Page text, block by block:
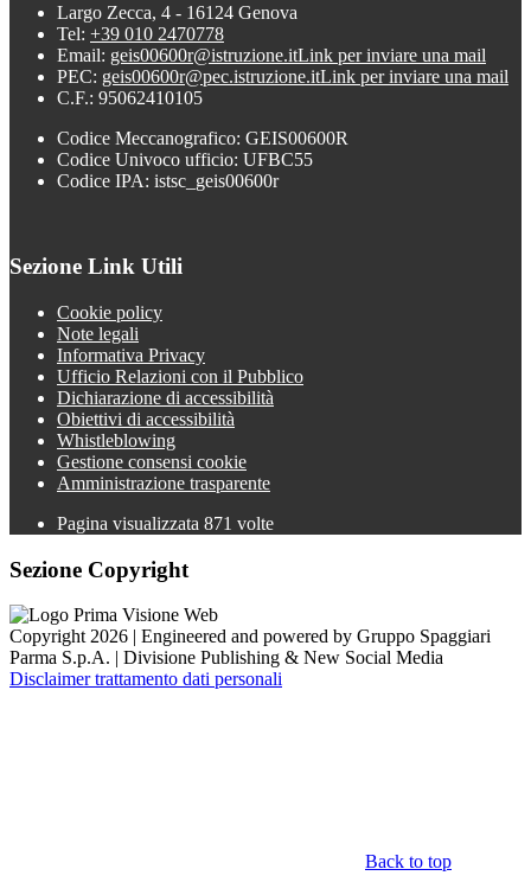
Largo Zecca, 4 - 16124 Genova
Tel: +39 010 2470778
Email: geis00600r@istruzione.itLink per inviare una mail
PEC: geis00600r@pec.istruzione.itLink per inviare una mail
C.F.: 95062410105
Codice Meccanografico: GEIS00600R
Codice Univoco ufficio: UFBC55
Codice IPA: istsc_geis00600r
Sezione Link Utili
Cookie policy
Note legali
Informativa Privacy
Ufficio Relazioni con il Pubblico
Dichiarazione di accessibilità
Obiettivi di accessibilità
Whistleblowing
Gestione consensi cookie
Amministrazione trasparente
Pagina visualizzata 871 volte
Sezione Copyright
Copyright 2026 | Engineered and powered by Gruppo Spaggiari
Parma S.p.A. | Divisione Publishing & New Social Media
Disclaimer trattamento dati personali
Back to top